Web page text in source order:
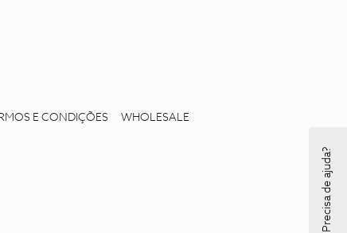
E CONDIÇÕES WHOLESALE
Precisa de ajuda?